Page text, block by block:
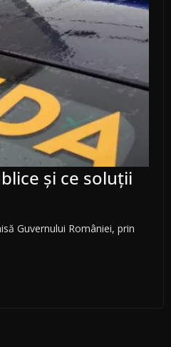
și ce soluții
Guvernului României, prin